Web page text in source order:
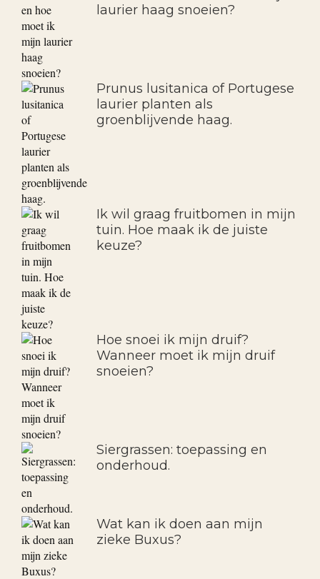
laurier haag snoeien?
Prunus lusitanica of Portugese
laurier planten als
groenblijvende haag.
Ik wil graag fruitbomen in mijn
tuin. Hoe maak ik de juiste
keuze?
Hoe snoei ik mijn druif?
Wanneer moet ik mijn druif
snoeien?
Siergrassen: toepassing en
onderhoud.
Wat kan ik doen aan mijn
zieke Buxus?